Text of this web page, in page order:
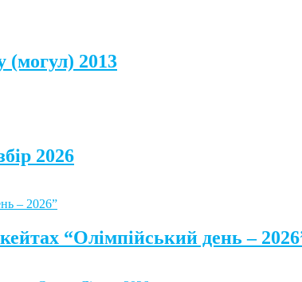
(могул) 2013
2026
“Олімпійський день –